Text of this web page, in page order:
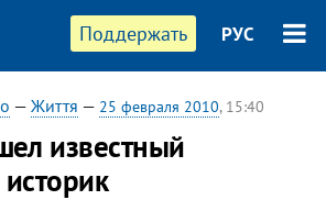
Поддержать РУС
— Життя — 25 февраля 2010, 15:40
известный